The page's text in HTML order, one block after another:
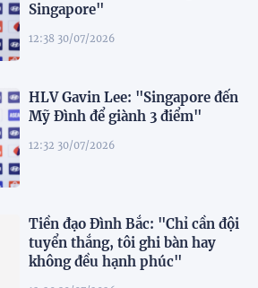
Singapore"
12:38 30/07/2026
HLV Gavin Lee: "Singapore đến
Mỹ Đình để giành 3 điểm"
12:32 30/07/2026
Tiền đạo Đình Bắc: "Chỉ cần đội
tuyển thắng, tôi ghi bàn hay
không đều hạnh phúc"